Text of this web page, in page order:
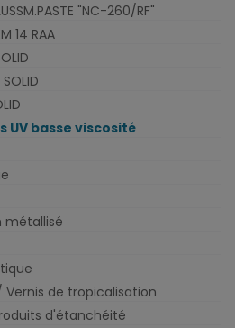
"NC-260/RF"
14 RAA
UV basse viscosité
métallisé
de tropicalisation
d'étanchéité